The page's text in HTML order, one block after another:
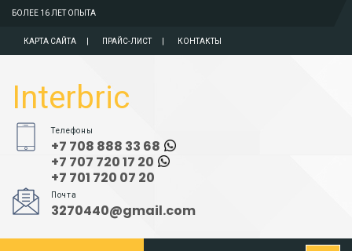
БОЛЕЕ 16 ЛЕТ ОПЫТА
КАРТА САЙТА ПРАЙС-ЛИСТ КОНТАКТЫ
Interbric
Телефоны
+7 708 888 33 68
+7 707 720 17 20
+7 701 720 07 20
Почта
3270440@gmail.com